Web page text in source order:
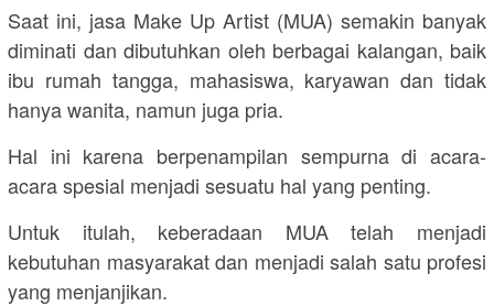
Saat ini, jasa Make Up Artist (MUA) semakin banyak
diminati dan dibutuhkan oleh berbagai kalangan, baik
ibu rumah tangga, mahasiswa, karyawan dan tidak
hanya wanita, namun juga pria.
Hal ini karena berpenampilan sempurna di acara-
acara spesial menjadi sesuatu hal yang penting.
Untuk itulah, keberadaan MUA telah menjadi
kebutuhan masyarakat dan menjadi salah satu profesi
yang menjanjikan.